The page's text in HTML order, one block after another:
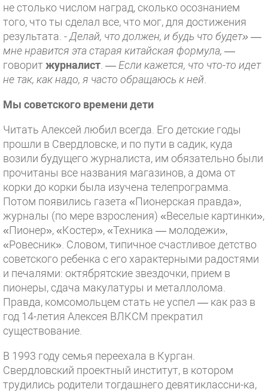
не столько числом наград, сколько осознанием
того, что ты сделал все, что мог, для достижения
результата. - Делай, что должен, и будь что будет» —
мне нравится эта старая китайская формула, —
говоритжурналист . — Если кажется, что что-то идет
не так, как надо, я часто обращаюсь к ней
Мы советского времени дети
Читать Алексей любил всегда. Его детские годы
прошли в Свердловске, и по пути в садик, куда
возили будущего журналиста, им обязательно были
прочитаны все названия магазинов, а дома от
корки до корки была изучена телепрограмма.
Потом появились газета «Пионерская правда»,
журналы (по мере взросления) «Веселые картинки»,
«Пионер», «Костер», «Техника — молодежи»,
«Ровесник». Словом, типичное счастливое детство
советского ребенка с его характерными радостями
и печалями: октябрятские звездочки, прием в
пионеры, сдача макулатуры и металлолома.
Правда, комсомольцем стать не успел — как раз в
год 14-летия Алексея ВЛКСМ прекратил
существование.
В 1993 году семья переехала в Курган.
Свердловский проектный институт, в котором
трудились родители тогдашнего девятиклассни-ка,